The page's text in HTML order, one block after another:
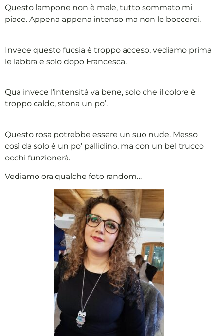
Questo lampone non è male, tutto sommato mi
piace. Appena appena intenso ma non lo boccerei.
Invece questo fucsia è troppo acceso, vediamo prima
le labbra e solo dopo Francesca.
Qua invece l’intensità va bene, solo che il colore è
troppo caldo, stona un po’.
Questo rosa potrebbe essere un suo nude. Messo
così da solo è un po’ pallidino, ma con un bel trucco
occhi funzionerà.
Vediamo ora qualche foto random…